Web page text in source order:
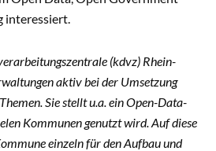
interessiert.
(kdvz) Rhein-
aktiv bei der Umsetzung
Sie stellt u.a. ein Open-Data-
Kommunen genutzt wird. Auf diese
einzeln für den Aufbau und